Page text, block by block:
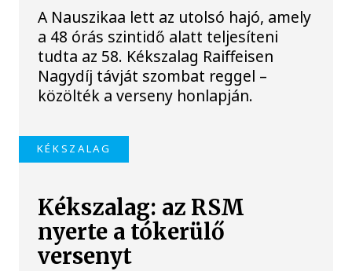
A Nauszikaa lett az utolsó hajó, amely
a 48 órás szintidő alatt teljesíteni
tudta az 58. Kékszalag Raiffeisen
Nagydíj távját szombat reggel –
közölték a verseny honlapján.
KÉKSZALAG
Kékszalag: az RSM
nyerte a tókerülő
versenyt